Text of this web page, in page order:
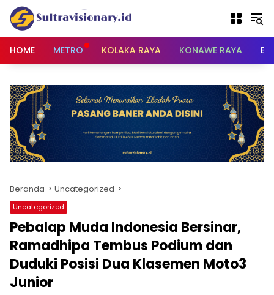
Langsung
konten
HOME
METRO KOLAKA RAYA KONAWE RAYA
Beranda Uncategorized
Uncategorized
Pebalap Muda Indonesia Bersinar,
Ramadhipa Tembus Podium dan
Duduki Posisi Dua Klasemen Moto3
Junior